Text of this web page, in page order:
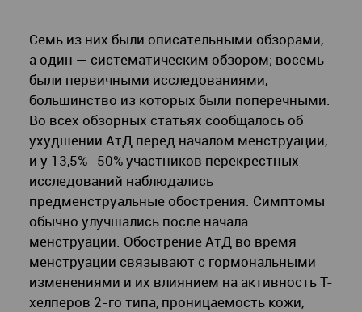
Семь из них были описательными обзорами,
а один — систематическим обзором; восемь
были первичными исследованиями,
большинство из которых были поперечными.
Во всех обзорных статьях сообщалось об
ухудшении АтД перед началом менструации,
и у 13,5% -50% участников перекрестных
исследований наблюдались
предменструальные обострения. Симптомы
обычно улучшались после начала
менструации. Обострение АтД во время
менструации связывают с гормональными
изменениями и их влиянием на активность Т-
хелперов 2-го типа, проницаемость кожи,